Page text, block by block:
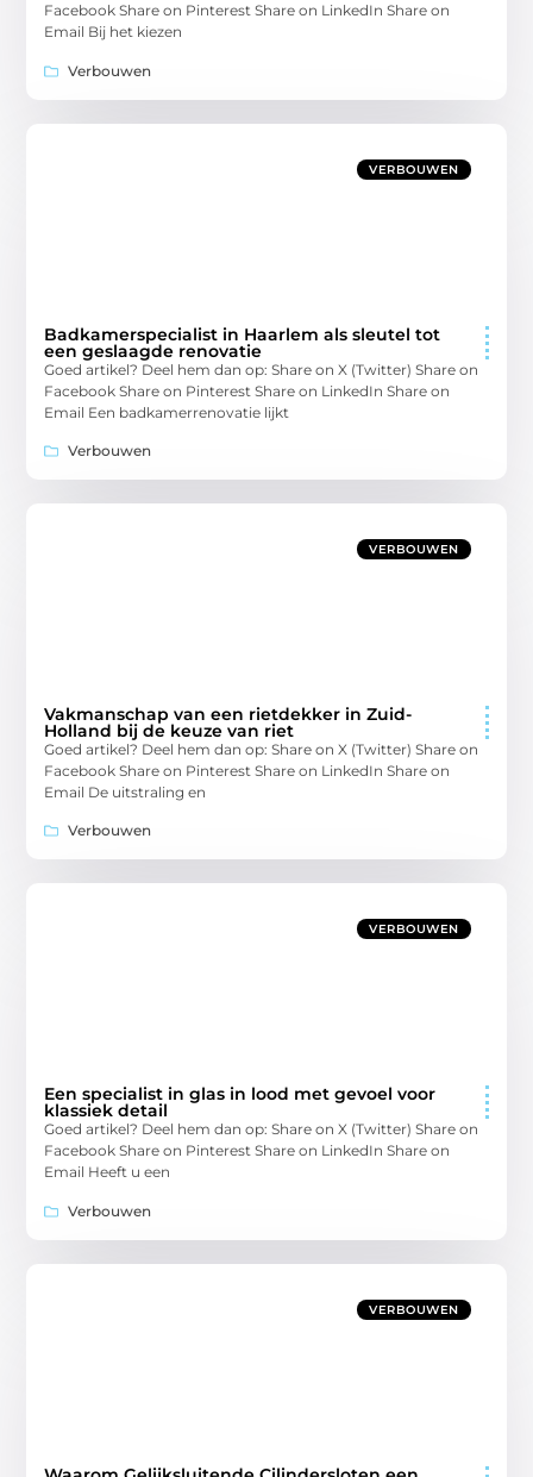
Facebook Share on Pinterest Share on LinkedIn Share on
Email Bij het kiezen
Verbouwen
VERBOUWEN
Badkamerspecialist in Haarlem als sleutel tot
een geslaagde renovatie
Goed artikel? Deel hem dan op: Share on X (Twitter) Share on
Facebook Share on Pinterest Share on LinkedIn Share on
Email Een badkamerrenovatie lijkt
Verbouwen
VERBOUWEN
Vakmanschap van een rietdekker in Zuid-
Holland bij de keuze van riet
Goed artikel? Deel hem dan op: Share on X (Twitter) Share on
Facebook Share on Pinterest Share on LinkedIn Share on
Email De uitstraling en
Verbouwen
VERBOUWEN
Een specialist in glas in lood met gevoel voor
klassiek detail
Goed artikel? Deel hem dan op: Share on X (Twitter) Share on
Facebook Share on Pinterest Share on LinkedIn Share on
Email Heeft u een
Verbouwen
VERBOUWEN